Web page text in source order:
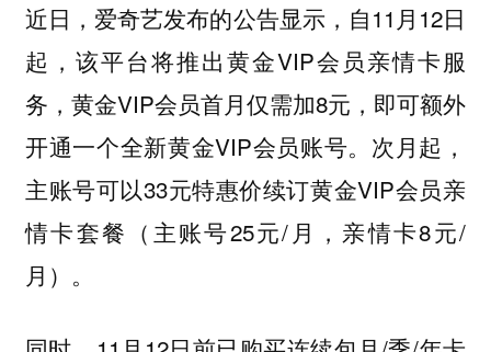
近日，爱奇艺发布的公告显示，自11月12日
起，该平台将推出黄金VIP会员亲情卡服
务，黄金VIP会员首月仅需加8元，即可额外
开通一个全新黄金VIP会员账号。次月起，
主账号可以33元特惠价续订黄金VIP会员亲
情卡套餐（主账号25元/月，亲情卡8元/
月）。